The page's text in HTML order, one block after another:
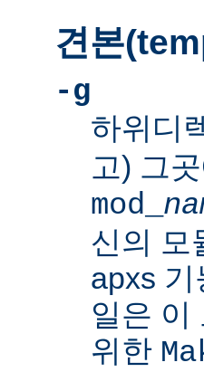
견본
-g
하위디
고) 그
mod_
신의 모
apxs
일은 이
위한